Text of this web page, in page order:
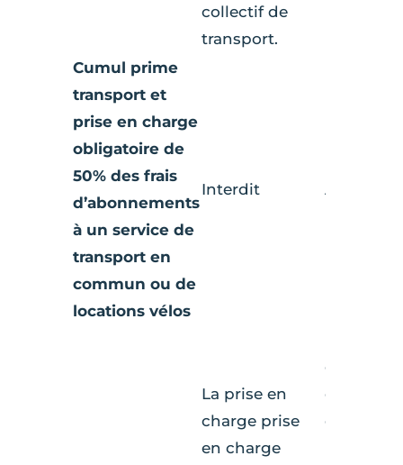
collectif de
transport.
Cumul prime
transport et
prise en charge
obligatoire de
50% des frais
d’abonnements
à un service de
transport en
commun ou de
locations vélos
Interdit Autorisé
La prise en
charge prise
en charge
charge